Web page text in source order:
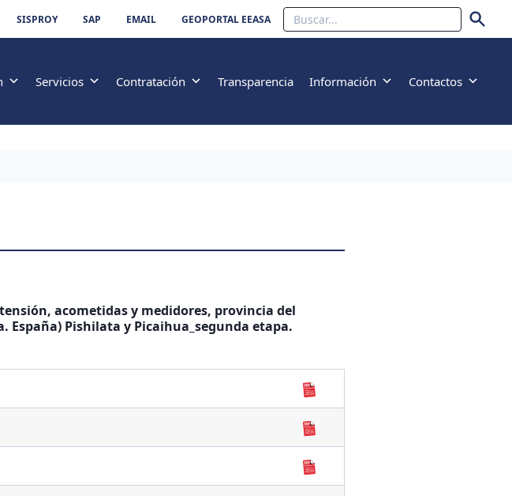
SISPROY SAP EMAIL GEOPORTAL EEASA Buscar
Servicios Contratación Transparencia Información Contactos
acometidas y medidores, provincia del
Pishilata y Picaihua_segunda etapa.